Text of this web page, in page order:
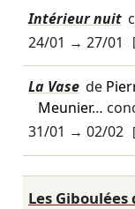
Intérieur nuit
24/01 → 27/01
La Vase de
Meunier…
31/01 → 02/02
Les